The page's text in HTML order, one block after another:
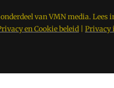
van VMN media. Lees
en Cookie beleid Privacy